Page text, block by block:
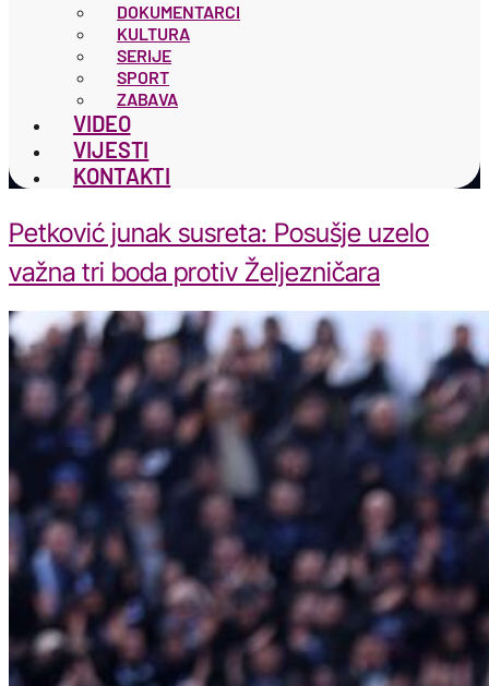
DOKUMENTARCI
KULTURA
SERIJE
SPORT
ZABAVA
VIDEO
VIJESTI
KONTAKTI
Petković junak susreta: Posušje uzelo
važna tri boda protiv Željezničara